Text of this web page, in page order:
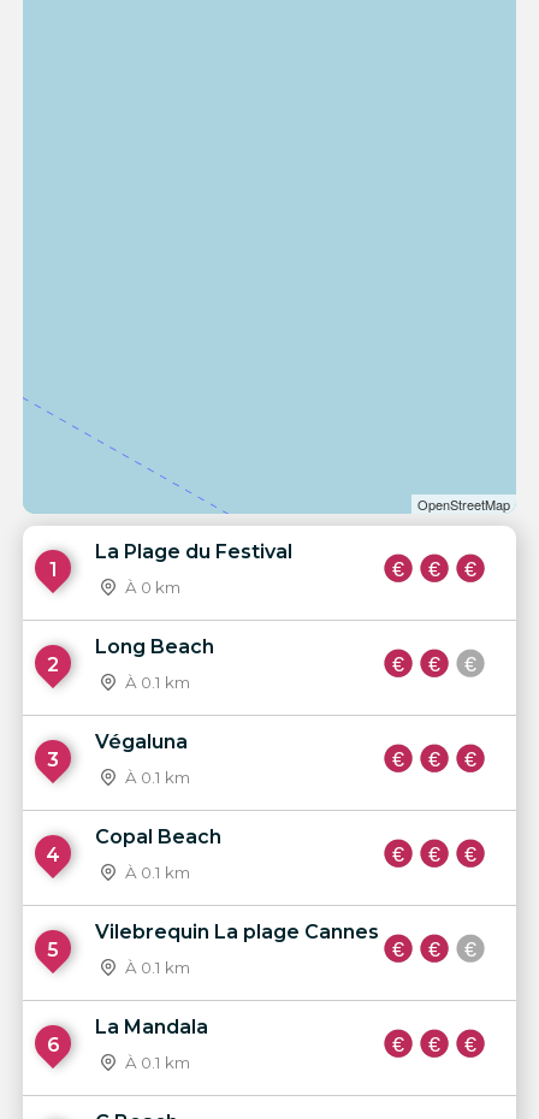
OpenStreetMap
1
La Plage du Festival
À 0 km
2
Long Beach
À 0.1 km
3
Végaluna
À 0.1 km
4
Copal Beach
À 0.1 km
5
Vilebrequin La plage Cannes
À 0.1 km
6
La Mandala
À 0.1 km